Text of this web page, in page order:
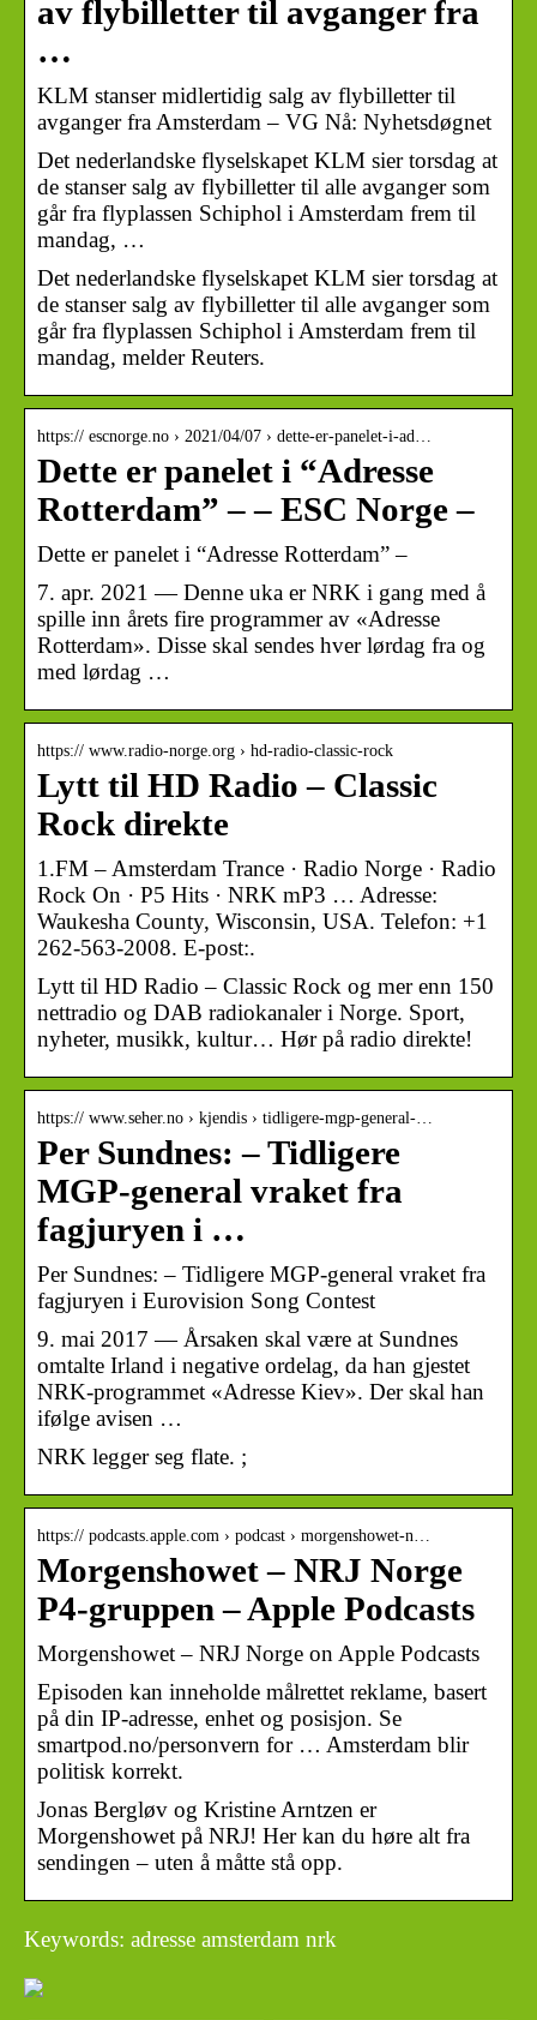
av flybilletter til avganger fra
…
KLM stanser midlertidig salg av flybilletter til
avganger fra Amsterdam – VG Nå: Nyhetsdøgnet
Det nederlandske flyselskapet KLM sier torsdag at
de stanser salg av flybilletter til alle avganger som
går fra flyplassen Schiphol i Amsterdam frem til
mandag, …
Det nederlandske flyselskapet KLM sier torsdag at
de stanser salg av flybilletter til alle avganger som
går fra flyplassen Schiphol i Amsterdam frem til
mandag, melder Reuters.
https:// escnorge.no › 2021/04/07 › dette-er-panelet-i-ad…
Dette er panelet i “Adresse
Rotterdam” – – ESC Norge –
Dette er panelet i “Adresse Rotterdam” –
7. apr. 2021 — Denne uka er NRK i gang med å
spille inn årets fire programmer av «Adresse
Rotterdam». Disse skal sendes hver lørdag fra og
med lørdag …
https:// www.radio-norge.org › hd-radio-classic-rock
Lytt til HD Radio – Classic
Rock direkte
1.FM – Amsterdam Trance · Radio Norge · Radio
Rock On · P5 Hits · NRK mP3 … Adresse:
Waukesha County, Wisconsin, USA. Telefon: +1
262-563-2008. E-post:.
Lytt til HD Radio – Classic Rock og mer enn 150
nettradio og DAB radiokanaler i Norge. Sport,
nyheter, musikk, kultur… Hør på radio direkte!
https:// www.seher.no › kjendis › tidligere-mgp-general-…
Per Sundnes: – Tidligere
MGP-general vraket fra
fagjuryen i …
Per Sundnes: – Tidligere MGP-general vraket fra
fagjuryen i Eurovision Song Contest
9. mai 2017 — Årsaken skal være at Sundnes
omtalte Irland i negative ordelag, da han gjestet
NRK-programmet «Adresse Kiev». Der skal han
ifølge avisen …
NRK legger seg flate. ;
https:// podcasts.apple.com › podcast › morgenshowet-n…
Morgenshowet – NRJ Norge
P4-gruppen – Apple Podcasts
‎Morgenshowet – NRJ Norge on Apple Podcasts
Episoden kan inneholde målrettet reklame, basert
på din IP-adresse, enhet og posisjon. Se
smartpod.no/personvern for … Amsterdam blir
politisk korrekt.
Jonas Bergløv og Kristine Arntzen er
Morgenshowet på NRJ! Her kan du høre alt fra
sendingen – uten å måtte stå opp.
Keywords: adresse amsterdam nrk